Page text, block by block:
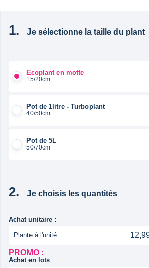
Je sélectionne la taille du plant
Ecoplant en motte
15/20cm
Pot de 1litre - Turboplant
40/50cm
Pot de 5L
50/70cm
Je choisis les quantités
Achat unitaire :
Plante à l'unité
PROMO :
Achat en lots